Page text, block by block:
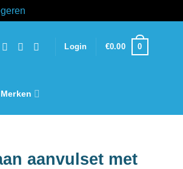
Login €0.00 0
Merken
aanvulset met